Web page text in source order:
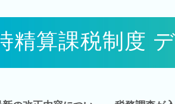
精算課税制度